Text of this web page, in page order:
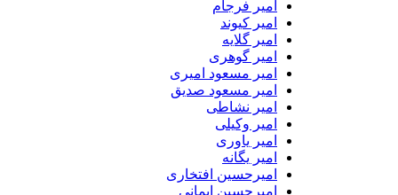
امیر فرجام
امیر کیوند
امیر گلایه
امیر گوهری
امیر مسعود امیری
امیر مسعود صدیق
امیر نشاطی
امیر وکیلی
امیر یاوری
امیر یگانه
امیرحسین افتخاری
امیرحسین ایمانی